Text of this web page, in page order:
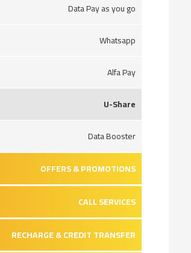
Data Pay as you go
Whatsapp
Alfa Pay
U-Share
Data Booster
OFFERS & PROMOTIONS
CALL SERVICES
RECHARGE & CREDIT TRANSFER